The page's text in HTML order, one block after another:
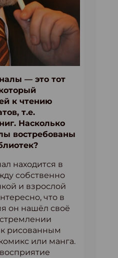
— это тот
к чтению
т.е.
Насколько
востребованы
находится в
собственно
и взрослой
что в
он нашёл своё
рисованным
или манга.